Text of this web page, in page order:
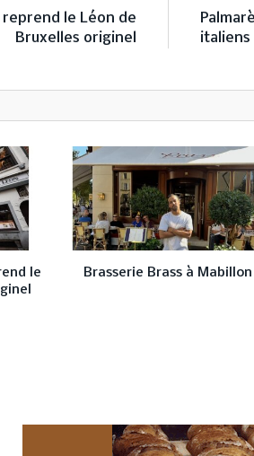
reprend le Léon de
Bruxelles originel
italiens
le
Brasserie Brass à Mabillon